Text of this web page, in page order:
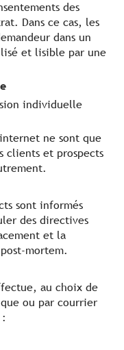
des
Dans ce cas, les
dans un
et lisible par une
individuelle
ne sont que
clients et prospects
sont informés
des directives
et la
mortem.
au choix de
ou par courrier